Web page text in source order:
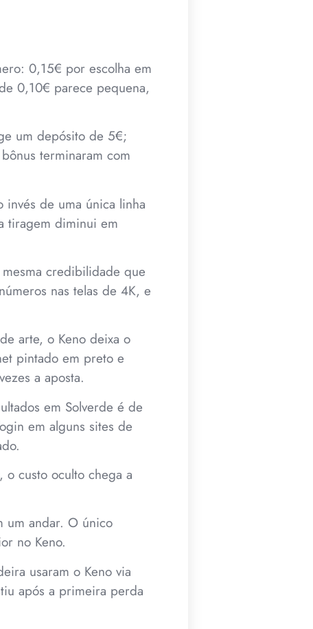
0,15€ por escolha em
0,10€ parece pequena,
um depósito de 5€;
terminaram com
de uma única linha
tiragem diminui em
credibilidade que
nas telas de 4K, e
arte, o Keno deixa o
pintado em preto e
a aposta.
em Solverde é de
em alguns sites de
custo oculto chega a
um andar. O único
no Keno.
usaram o Keno via
após a primeira perda